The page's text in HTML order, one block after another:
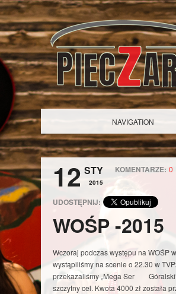
NAVIGATION
12 STY
2015
KOMENTARZE: 0
UDOSTĘPNIJ:
WOŚP -2015
Wczoraj podczas występu na WOŚP
wystąpiliśmy na scenie o 22.30 w
przekazaliśmy „Mega Ser
szczytny cel. Kwota 4000 zł została